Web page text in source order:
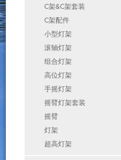
C架&C架套装
C架配件
小型灯架
滚轴灯架
组合灯架
高位灯架
手摇灯架
摇臂灯架套装
摇臂
灯架
超高灯架